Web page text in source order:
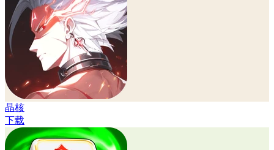
晶核
下载